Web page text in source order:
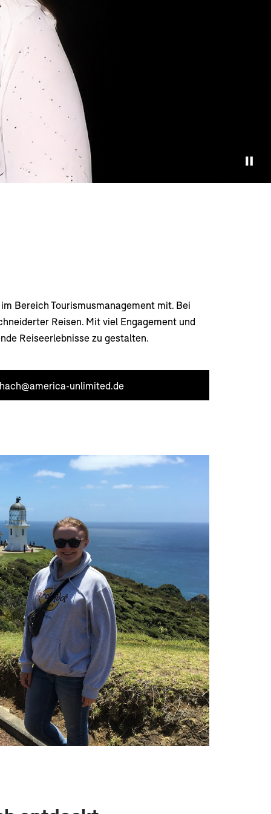
Bereich Tourismusmanagement mit. Bei
Reisen. Mit viel Engagement und
Reiseerlebnisse zu gestalten.
unlimited.de